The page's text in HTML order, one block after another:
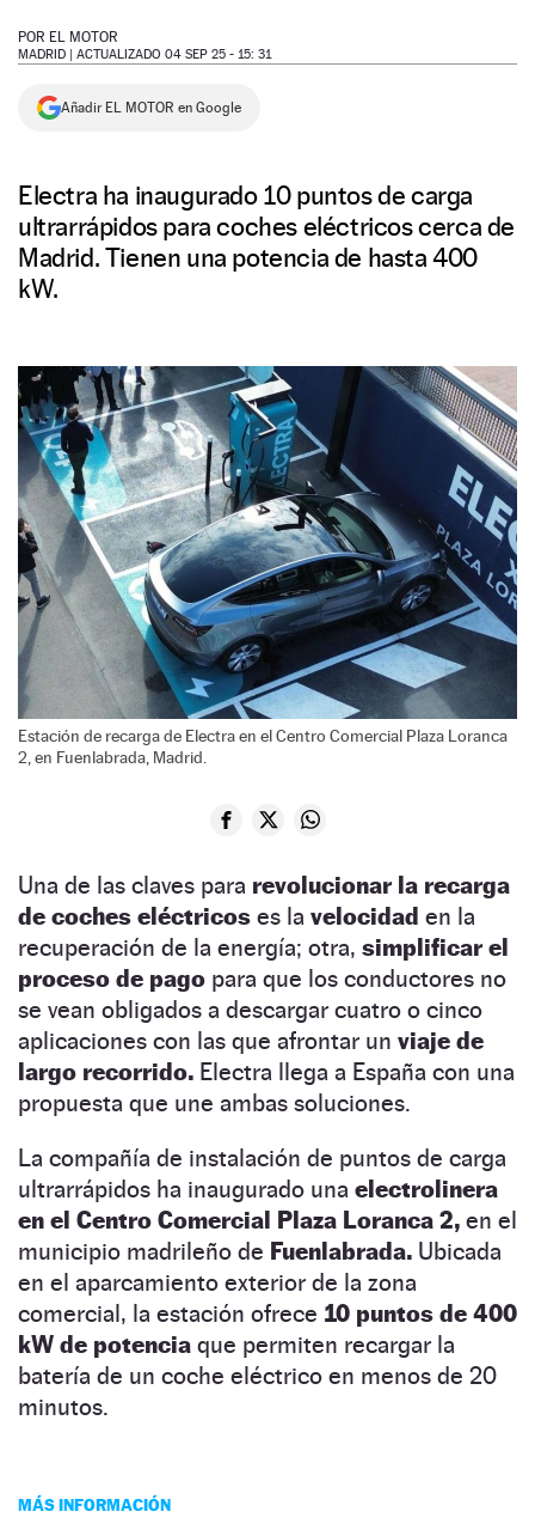
NEWSLETTER
SÍGUENOS
POR EL MOTOR
MADRID | ACTUALIZADO 04 SEP 25 - 15: 31
Añadir EL MOTOR en Google
Electra ha inaugurado 10 puntos de carga
ultrarrápidos para coches eléctricos cerca de
Madrid. Tienen una potencia de hasta 400
kW.
Estación de recarga de Electra en el Centro Comercial Plaza Loranca
2, en Fuenlabrada, Madrid.
Una de las claves para revolucionar la recarga
de coches eléctricos es la velocidad en la
recuperación de la energía; otra, simplificar el
proceso de pago para que los conductores no
se vean obligados a descargar cuatro o cinco
aplicaciones con las que afrontar un viaje de
largo recorrido. Electra llega a España con una
propuesta que une ambas soluciones.
La compañía de instalación de puntos de carga
ultrarrápidos ha inaugurado una electrolinera
en el Centro Comercial Plaza Loranca 2, en el
municipio madrileño de Fuenlabrada. Ubicada
en el aparcamiento exterior de la zona
comercial, la estación ofrece 10 puntos de 400
kW de potencia que permiten recargar la
batería de un coche eléctrico en menos de 20
minutos.
MÁS INFORMACIÓN